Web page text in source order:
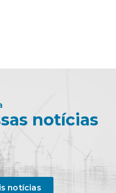
notícias
notícias